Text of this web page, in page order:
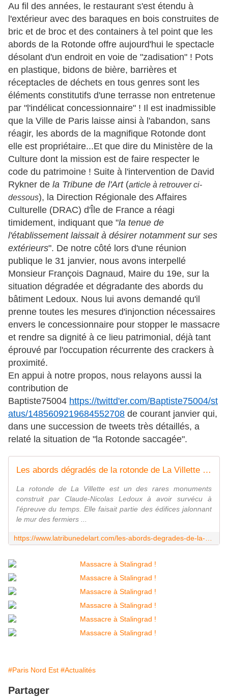
Au fil des années, le restaurant s'est étendu à
l'extérieur avec des baraques en bois construites de
bric et de broc et des containers à tel point que les
abords de la Rotonde offre aujourd'hui le spectacle
désolant d'un endroit en voie de "zadisation" ! Pots
en plastique, bidons de bière, barrières et
réceptacles de déchets en tous genres sont les
éléments constitutifs d'une terrasse non entretenue
par "l'indélicat concessionnaire" ! Il est inadmissible
que la Ville de Paris laisse ainsi à l'abandon, sans
réagir, les abords de la magnifique Rotonde dont
elle est propriétaire...Et que dire du Ministère de la
Culture dont la mission est de faire respecter le
code du patrimoine ! Suite à l'intervention de David
Rykner de la Tribune de l'Art(article à retrouver ci-
dessous), la Direction Régionale des Affaires
Culturelle (DRAC) d'Île de France a réagi
timidement, indiquant que "la tenue de
l'établissement laissait à désirer notamment sur ses
extérieurs". De notre côté lors d'une réunion
publique le 31 janvier, nous avons interpellé
Monsieur François Dagnaud, Maire du 19e, sur la
situation dégradée et dégradante des abords du
bâtiment Ledoux. Nous lui avons demandé qu'il
prenne toutes les mesures d'injonction nécessaires
envers le concessionnaire pour stopper le massacre
et rendre sa dignité à ce lieu patrimonial, déjà tant
éprouvé par l'occupation récurrente des crackers à
proximité.
En appui à notre propos, nous relayons aussi la
contribution de
Baptiste75004 https://twittd'er.com/Baptiste75004/st
atus/1485609219684552708 de courant janvier qui,
dans une succession de tweets très détaillés, a
relaté la situation de "la Rotonde saccagée".
Les abords dégradés de la rotonde de La Villette de Claude-Nicolas Ledoux - La Tribune de l'Art
La rotonde de La Villette est un des rares monuments
construit par Claude-Nicolas Ledoux à avoir survécu à
l'épreuve du temps. Elle faisait partie des édifices jalonnant
le mur des fermiers ...
#Paris Nord Est #Actualités
Partager